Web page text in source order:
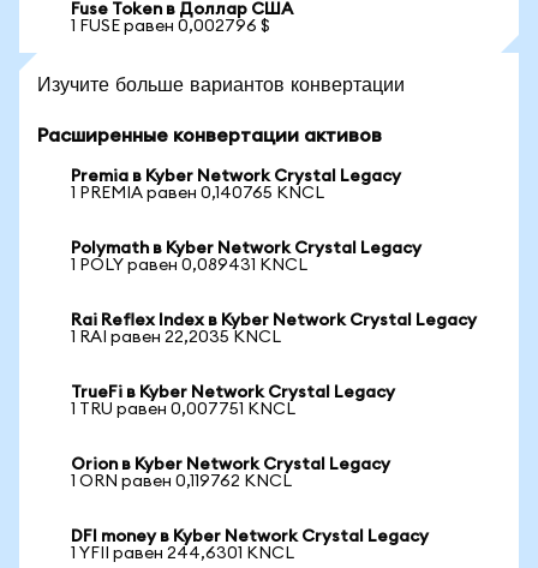
Fuse Token в Доллар США
1 FUSE равен 0,002796 $
Изучите больше вариантов конвертации
Расширенные конвертации активов
Premia в Kyber Network Crystal Legacy
1 PREMIA равен 0,140765 KNCL
Polymath в Kyber Network Crystal Legacy
1 POLY равен 0,089431 KNCL
Rai Reflex Index в Kyber Network Crystal Legacy
1 RAI равен 22,2035 KNCL
TrueFi в Kyber Network Crystal Legacy
1 TRU равен 0,007751 KNCL
Orion в Kyber Network Crystal Legacy
1 ORN равен 0,119762 KNCL
DFI money в Kyber Network Crystal Legacy
1 YFII равен 244,6301 KNCL